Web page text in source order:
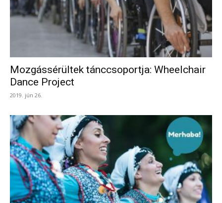
Mozgássérültek tánccsoportja: Wheelchair
Dance Project
2019. jún 26.